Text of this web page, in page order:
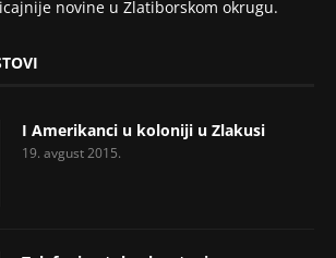
novine u Zlatiborskom okrugu.
I Amerikanci u koloniji u Zlakusi
19. avgust 2015.